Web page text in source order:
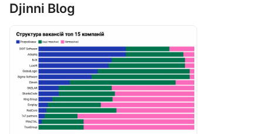
Djinni Blog